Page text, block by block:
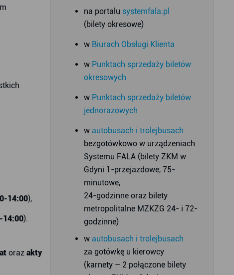
na portalu systemfala.pl
(bilety okresowe)
w Biurach Obsługi Klienta
w Punktach sprzedaży biletów
okresowych
w Punktach sprzedaży biletów
jednorazowych
w autobusach i trolejbusach
bezgotówkowo w urządzeniach
Systemu FALA (bilety ZKM w
Gdyni 1-przejazdowe, 75-
minutowe,
24-godzinne oraz bilety
metropolitalne MZKZG 24- i 72-
godzinne)
w autobusach i trolejbusach
za gotówkę u kierowcy
(karnety – 2 połączone bilety
14:00),
14:00).
oraz akty